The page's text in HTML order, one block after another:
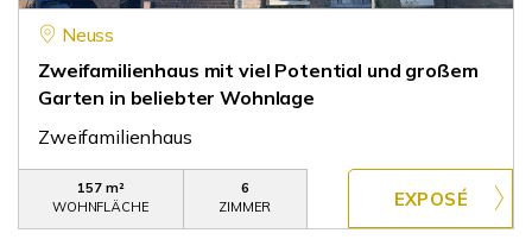
Neuss
Zweifamilienhaus mit viel Potential und großem
Garten in beliebter Wohnlage
Zweifamilienhaus
157 m²
WOHNFLÄCHE
6
ZIMMER